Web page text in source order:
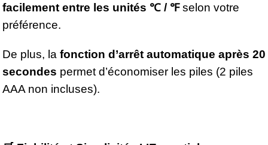
facilement entre les unités ℃ / ℉selon votre
préférence.
De plus, la fonction d’arrêt automatique après 20
secondes permet d’économiser les piles (2 piles
AAA non incluses).